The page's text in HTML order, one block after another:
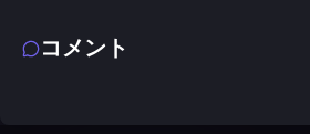
コメント